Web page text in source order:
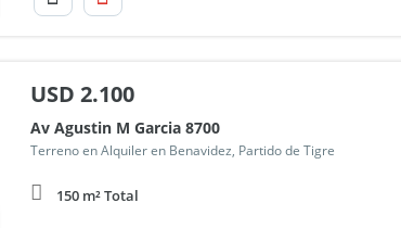
USD 2.100
Av Agustin M Garcia 8700
Terreno en Alquiler en Benavidez, Partido de Tigre
150 m² Total